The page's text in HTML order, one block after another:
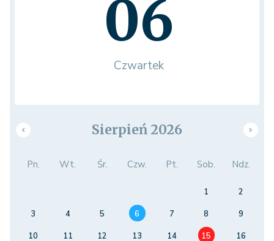
06
Czwartek
Sierpień 2026
Pn. Wt. Śr. Czw. Pt. Sob. Ndz.
1
2
3
4 5 6 7 8
9
10
11 12 13 14 15 16